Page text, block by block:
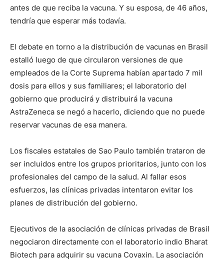
antes de que reciba la vacuna. Y su esposa, de 46 años,
tendría que esperar más todavía.
El debate en torno a la distribución de vacunas en Brasil
estalló luego de que circularon versiones de que
empleados de la Corte Suprema habían apartado 7 mil
dosis para ellos y sus familiares; el laboratorio del
gobierno que producirá y distribuirá la vacuna
AstraZeneca se negó a hacerlo, diciendo que no puede
reservar vacunas de esa manera.
Los fiscales estatales de Sao Paulo también trataron de
ser incluidos entre los grupos prioritarios, junto con los
profesionales del campo de la salud. Al fallar esos
esfuerzos, las clínicas privadas intentaron evitar los
planes de distribución del gobierno.
Ejecutivos de la asociación de clínicas privadas de Brasil
negociaron directamente con el laboratorio indio Bharat
Biotech para adquirir su vacuna Covaxin. La asociación